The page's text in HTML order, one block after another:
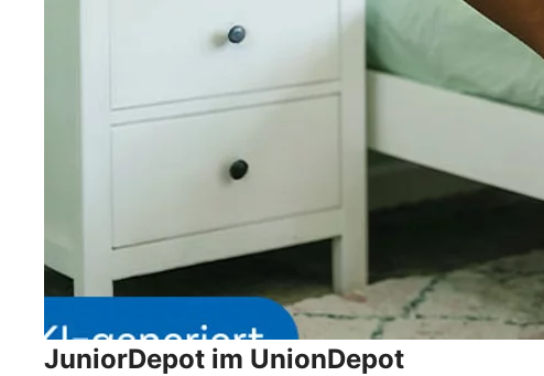
JuniorDepot im UnionDepot